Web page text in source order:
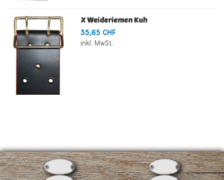
X Weideriemen Kuh
35,65 CHF
inkl. MwSt.